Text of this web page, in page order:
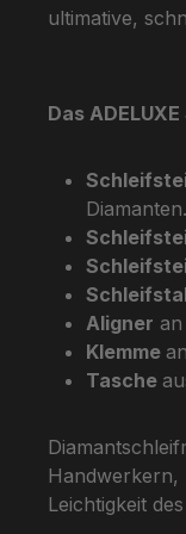
ultimative,
Das
Diamanten.
Aligner
Klemme
Tasche
Handwerkern,
Leichtigkeit